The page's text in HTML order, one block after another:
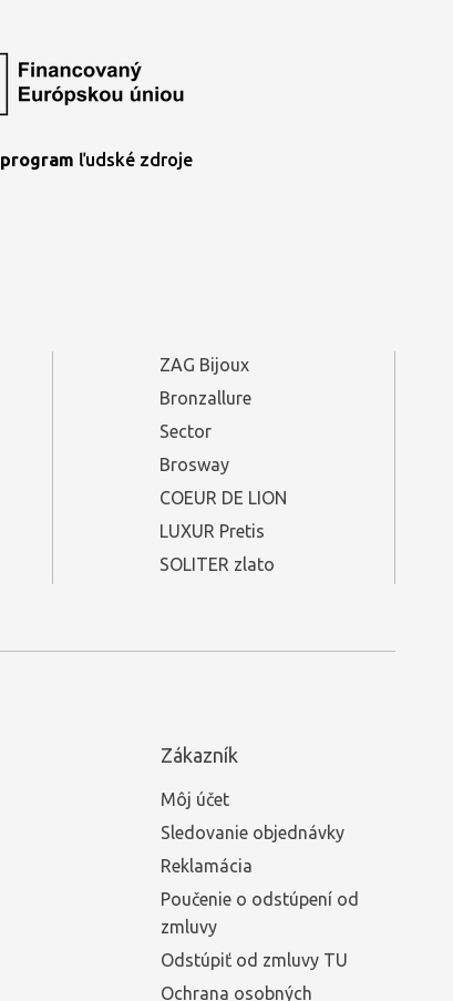
ľudské zdroje
ZAG Bijoux
Bronzallure
Sector
Brosway
COEUR DE LION
LUXUR Pretis
SOLITER zlato
Zákazník
Môj účet
Sledovanie objednávky
Reklamácia
Poučenie o odstúpení od
zmluvy
Odstúpiť od zmluvy TU
Ochrana osobných